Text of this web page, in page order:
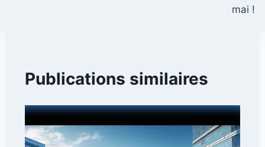
mai !
Publications similaires